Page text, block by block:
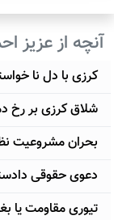
آنچه از عزیز
کرزی با دل نا
شلاق کرزی بر رخ
بحران مشروعیت
دعوی حقوقی
تیوری مقاومت یا